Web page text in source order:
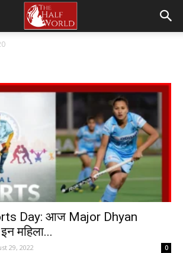
Day: आज Major Dhyan
महिला...
29, 2022 0